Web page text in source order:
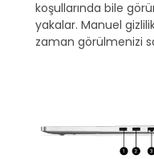
koşullarında bile
yakalar. Manuel
zaman görülmenizi